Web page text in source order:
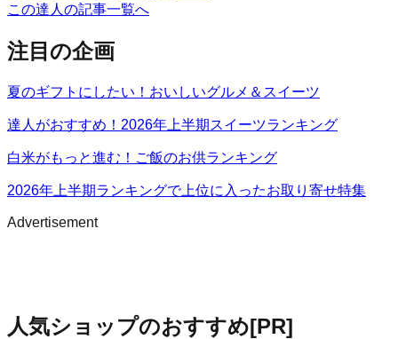
この達人の記事一覧へ
注目の企画
夏のギフトにしたい！おいしいグルメ＆スイーツ
達人がおすすめ！2026年上半期スイーツランキング
白米がもっと進む！ご飯のお供ランキング
2026年上半期ランキングで上位に入ったお取り寄せ特集
Advertisement
人気ショップのおすすめ[PR]